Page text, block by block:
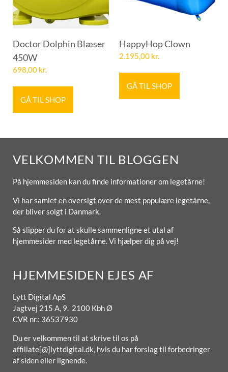
Doctor Dolphin Blæser
450W
698,00 kr.
GÅ TIL SHOP
HappyHop Clown
2.195,00 kr.
GÅ TIL SHOP
VELKOMMEN TIL BLOGGEN
På hjemmesiden kan du finde informationer om legetårne!
Vi har samlet en oversigt over de mest populære legetårne,
der bliver solgt i Danmark.
Så slipper du for at skulle sammenligne et utal af
hjemmesider med legetårne. Vi hjælper dig på vej!
HJEMMESIDEN EJES AF
Lytt Digital ApS
Jagtvej 215 A, 9. 2100 Kbh Ø
CVR nr.: 36537930
Du er velkommen til at skrive til os på
affiliate[@]lyttdigital.dk, hvis du har forslag til forbedringer
af siden eller lignende.